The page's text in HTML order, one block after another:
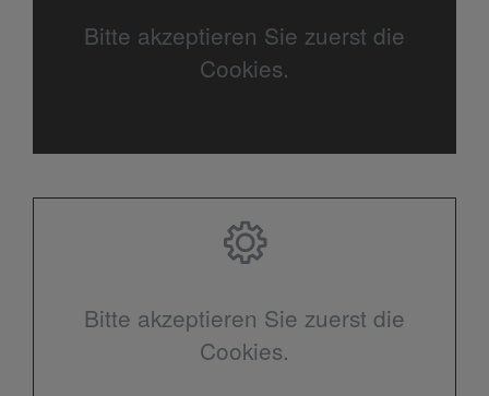
Bitte akzeptieren Sie zuerst die
Cookies.
Bitte akzeptieren Sie zuerst die
Cookies.